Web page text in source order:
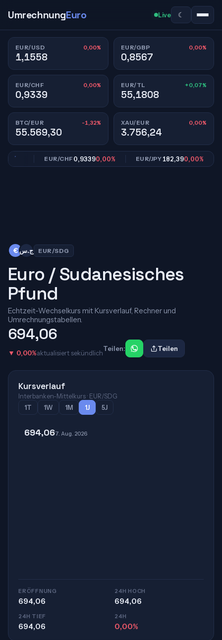
UmrechnungEuro Live ☾
EUR/USD 0,00%
1,1558
EUR/GBP 0,00%
0,8567
EUR/CHF 0,00%
0,9339
EUR/TL +0,07%
55,1808
BTC/EUR -1,32%
55.569,30
XAU/EUR 0,00%
3.756,24
EUR/CHF0,93390,00% EUR/JPY182,390,00%
€ ج.س EUR/SDG
Euro / Sudanesisches
Pfund
Echtzeit-Wechselkurs mit Kursverlauf, Rechner und
Umrechnungstabellen.
694,06
▼ 0,00%aktualisiert sekündlich
Teilen: Teilen
Kursverlauf
Interbanken-Mittelkurs · EUR/SDG
1T
1W 1M 1J 5J
694,067. Aug. 2026
ERÖFFNUNG
694,06
24H HOCH
694,06
24H TIEF
694,06
24H
0,00%